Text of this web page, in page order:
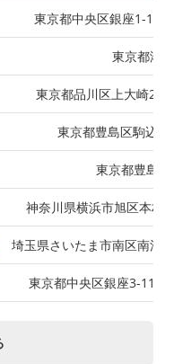
東京都中央区銀座1-15-
東京都港
東京都品川区上大崎2-
東京都豊島区駒込1
東京都豊島
神奈川県横浜市旭区本村
埼玉県さいたま市南区南浦
東京都中央区銀座3-11-